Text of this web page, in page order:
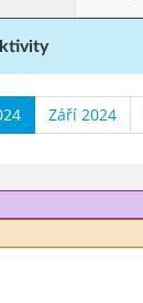
Září 2024